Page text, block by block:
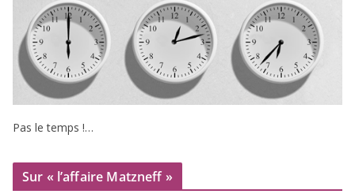
Pas le temps !…
Sur « l’affaire Matzneff »